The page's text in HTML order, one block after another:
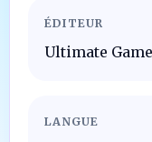
ÉDITEUR
Ultimate
LANGUE